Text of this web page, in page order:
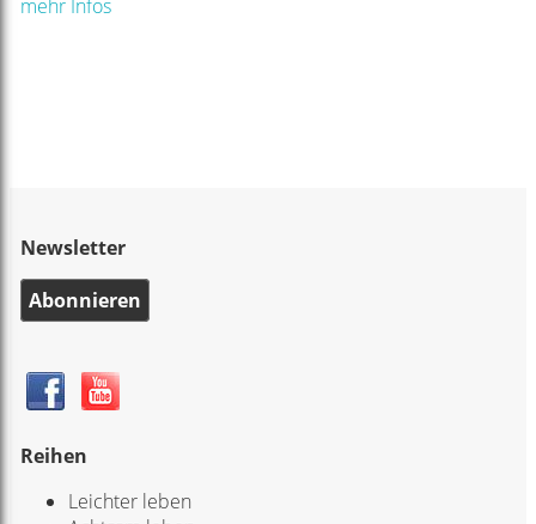
mehr Infos
Newsletter
Abonnieren
Reihen
Leichter leben